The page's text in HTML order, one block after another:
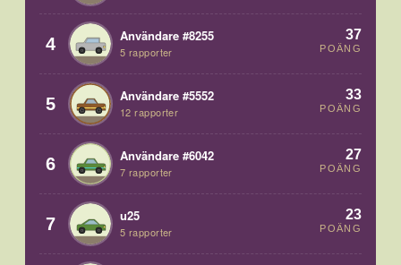
4 Användare #8255
5 rapporter
37
POÄNG
5 Användare #5552
12 rapporter
33
POÄNG
6 Användare #6042
7 rapporter
27
POÄNG
7 u25
5 rapporter
23
POÄNG